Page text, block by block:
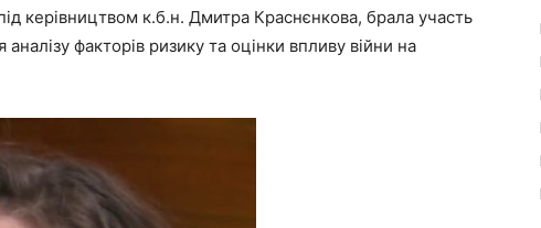
керівництвом к.б.н. Дмитра Краснєнкова, брала участь
факторів ризику та оцінки впливу війни на